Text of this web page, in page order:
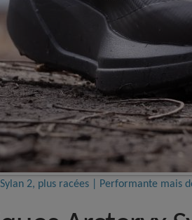
2, plus racées | Performante mais